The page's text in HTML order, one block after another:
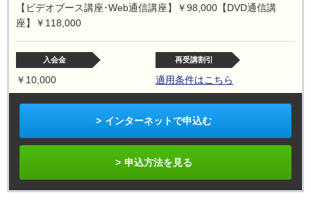
【ビデオブース講座･Web通信講座】￥98,000【DVD通信講
座】￥118,000
入会金
￥10,000
再受講割引
適用条件はこちら
インターネットで申込む
申込方法を見る